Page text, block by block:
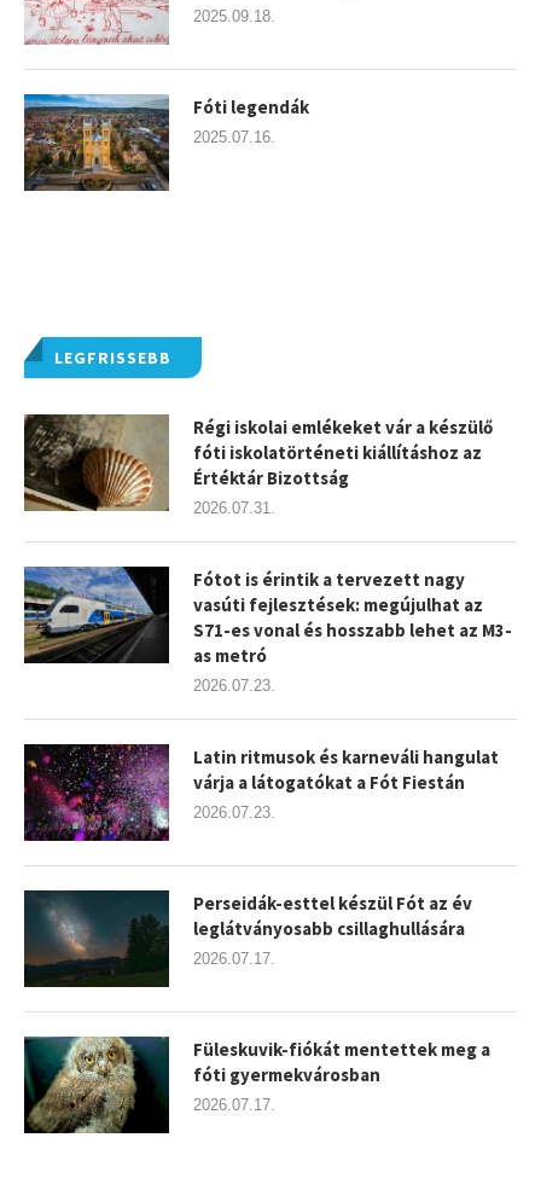
LEGFRISSEBB
Régi iskolai emlékeket vár a készülő
fóti iskolatörténeti kiállításhoz az
Értéktár Bizottság
2026.07.31.
Fótot is érintik a tervezett nagy
vasúti fejlesztések: megújulhat az
S71-es vonal és hosszabb lehet az M3-
as metró
2026.07.23.
Latin ritmusok és karneváli hangulat
várja a látogatókat a Fót Fiestán
2026.07.23.
Perseidák-esttel készül Fót az év
leglátványosabb csillaghullására
2026.07.17.
Füleskuvik-fiókát mentettek meg a
fóti gyermekvárosban
2026.07.17.
2025.09.18.
Fóti legendák
2025.07.16.